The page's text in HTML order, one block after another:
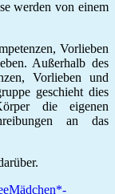
werden von einem
Vorlieben
Außerhalb des
Vorlieben und
geschieht dies
die eigenen
an das
Mädchen*-